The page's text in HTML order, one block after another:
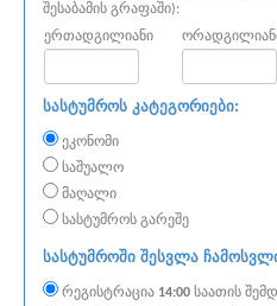
შესაბამის გრაფაში):
ერთადგილიანი
სასტუმროს კატეგორიები:
ეკონომი
საშუალო
მაღალი
სასტუმროს გარეშე
სასტუმროში შესვლა
რეგისტრაცია 14:00 საათის